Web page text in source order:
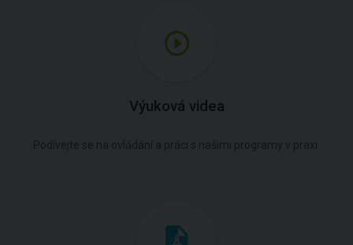
Výuková videa
Podívejte se na ovládání a práci s našimi programy v praxi.